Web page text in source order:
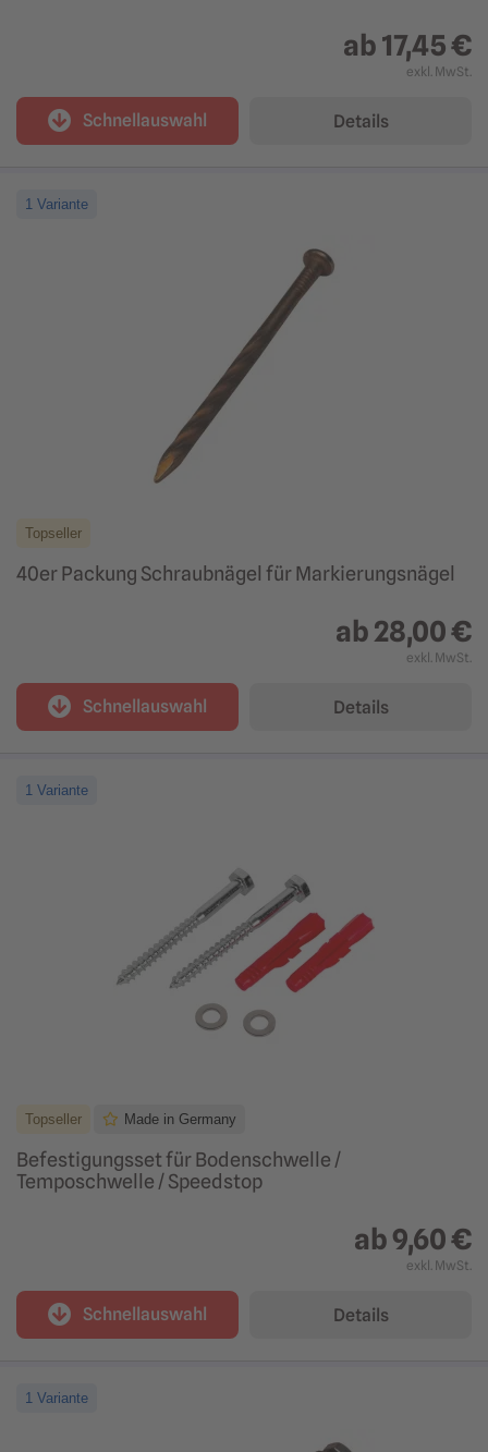
ab17,45 €
exkl. MwSt.
Schnellauswahl Details
1 Variante
Topseller
40er Packung Schraubnägel für Markierungsnägel
ab28,00 €
exkl. MwSt.
Schnellauswahl Details
1 Variante
Topseller Made in Germany
Befestigungsset für Bodenschwelle /
Temposchwelle / Speedstop
ab9,60 €
exkl. MwSt.
Schnellauswahl Details
1 Variante